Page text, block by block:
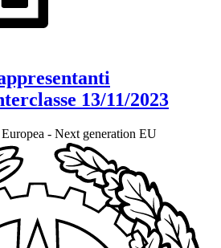
13/11/2023